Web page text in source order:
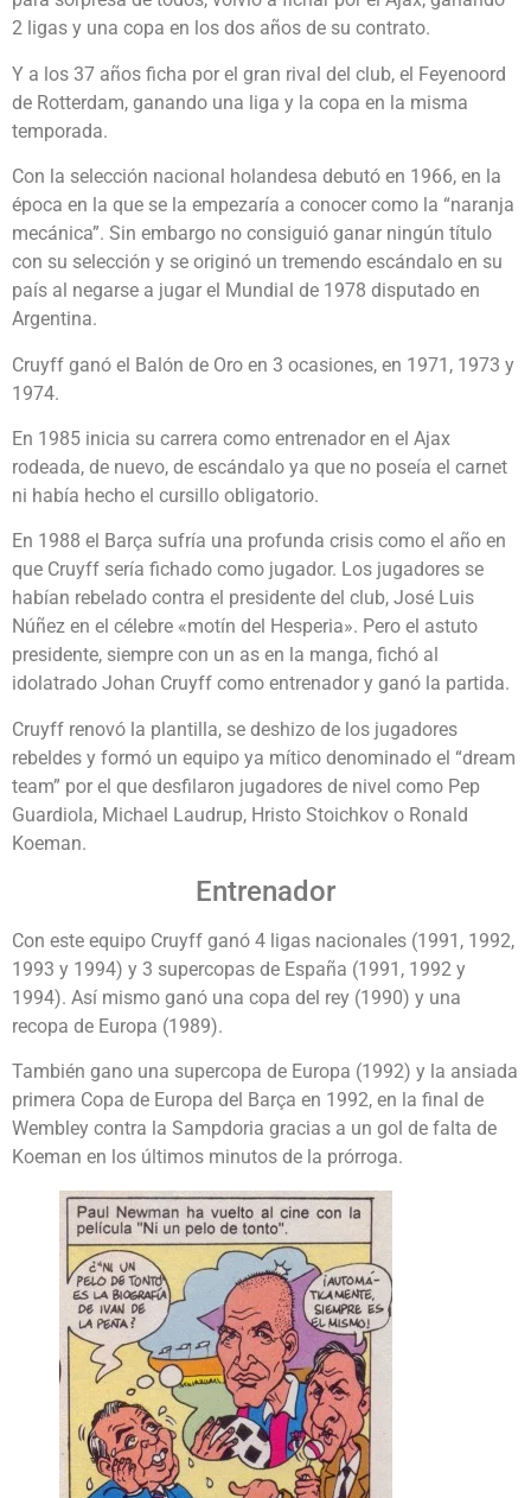
2 ligas y una copa en los dos años de su contrato.
Y a los 37 años ficha por el gran rival del club, el Feyenoord
de Rotterdam, ganando una liga y la copa en la misma
temporada.
Con la selección nacional holandesa debutó en 1966, en la
época en la que se la empezaría a conocer como la “naranja
mecánica”. Sin embargo no consiguió ganar ningún título
con su selección y se originó un tremendo escándalo en su
país al negarse a jugar el Mundial de 1978 disputado en
Argentina.
Cruyff ganó el Balón de Oro en 3 ocasiones, en 1971, 1973 y
1974.
En 1985 inicia su carrera como entrenador en el Ajax
rodeada, de nuevo, de escándalo ya que no poseía el carnet
ni había hecho el cursillo obligatorio.
En 1988 el Barça sufría una profunda crisis como el año en
que Cruyff sería fichado como jugador. Los jugadores se
habían rebelado contra el presidente del club, José Luis
Núñez en el célebre «motín del Hesperia». Pero el astuto
presidente, siempre con un as en la manga, fichó al
idolatrado Johan Cruyff como entrenador y ganó la partida.
Cruyff renovó la plantilla, se deshizo de los jugadores
rebeldes y formó un equipo ya mítico denominado el “dream
team” por el que desfilaron jugadores de nivel como Pep
Guardiola, Michael Laudrup, Hristo Stoichkov o Ronald
Koeman.
Entrenador
Con este equipo Cruyff ganó 4 ligas nacionales (1991, 1992,
1993 y 1994) y 3 supercopas de España (1991, 1992 y
1994). Así mismo ganó una copa del rey (1990) y una
recopa de Europa (1989).
También gano una supercopa de Europa (1992) y la ansiada
primera Copa de Europa del Barça en 1992, en la final de
Wembley contra la Sampdoria gracias a un gol de falta de
Koeman en los últimos minutos de la prórroga.